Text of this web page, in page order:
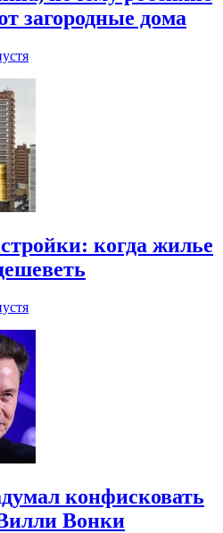
загородные дома
когда жилье
конфисковать
Вонки